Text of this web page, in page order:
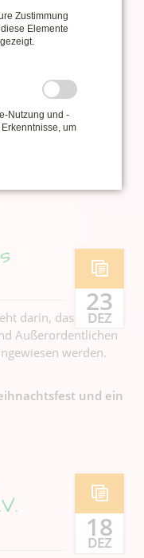
23
DEZ
darin, dass wir auf
Außerordentlichen
werden.
und ein
18
DEZ
Zustimmung
Elemente
Nutzung und -
um